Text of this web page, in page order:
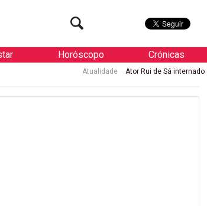
Horóscopo Crónicas
Ator Rui de Sá internado de urgência